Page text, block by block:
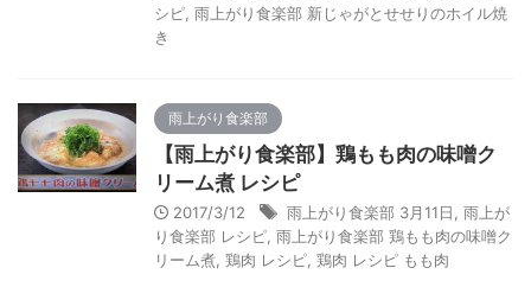
シピ 雨上がり食楽部 新じゃがとせせりのホイル焼
き
雨上がり食楽部
【雨上がり食楽部】鶏もも肉の味噌ク
リーム煮 レシピ
2017/3/12 雨上がり食楽部 3月11日
雨上が
り食楽部 レシピ 雨上がり食楽部 鶏もも肉の味噌ク
リーム煮 鶏肉 レシピ 鶏肉 レシピ もも肉